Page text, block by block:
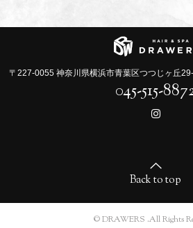
〒227-0055 神奈川県横浜市青葉区つつじヶ丘
045-515-
Back to top
© DRAWERS .All Rights